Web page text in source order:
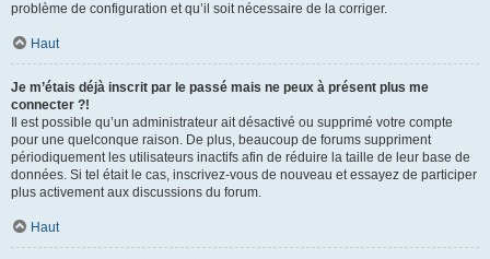
problème de configuration et qu’il soit nécessaire de la corriger.
Haut
Je m’étais déjà inscrit par le passé mais ne peux à présent plus me
connecter ?!
Il est possible qu’un administrateur ait désactivé ou supprimé votre compte
pour une quelconque raison. De plus, beaucoup de forums suppriment
périodiquement les utilisateurs inactifs afin de réduire la taille de leur base de
données. Si tel était le cas, inscrivez-vous de nouveau et essayez de participer
plus activement aux discussions du forum.
Haut